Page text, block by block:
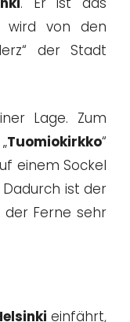
wird von den
der Stadt
Lage. Zum
Tuomiokirkko“
einem Sockel
ist der
der Ferne sehr
einfährt,